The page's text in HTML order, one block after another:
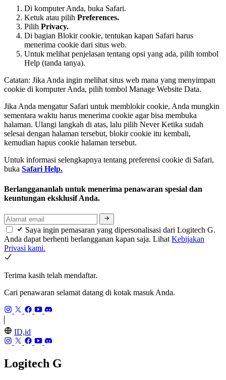
Di komputer Anda, buka Safari.
Ketuk atau pilih Preferences.
Pilih Privacy.
Di bagian Blokir cookie, tentukan kapan Safari harus
menerima cookie dari situs web.
Untuk melihat penjelasan tentang opsi yang ada, pilih tombol
Help (tanda tanya).
Catatan: Jika Anda ingin melihat situs web mana yang menyimpan
cookie di komputer Anda, pilih tombol Manage Website Data.
Jika Anda mengatur Safari untuk memblokir cookie, Anda mungkin
sementara waktu harus menerima cookie agar bisa membuka
halaman. Ulangi langkah di atas, lalu pilih Never Ketika sudah
selesai dengan halaman tersebut, blokir cookie itu kembali,
kemudian hapus cookie halaman tersebut.
Untuk informasi selengkapnya tentang preferensi cookie di Safari,
buka Safari Help.
Berlanggananlah untuk menerima penawaran spesial dan
keuntungan eksklusif Anda.
Saya ingin pemasaran yang dipersonalisasi dari Logitech G.
Anda dapat berhenti berlangganan kapan saja. Lihat Kebijakan
Privasi kami.
Terima kasih telah mendaftar.
Cari penawaran selamat datang di kotak masuk Anda.
ID,id
Logitech G